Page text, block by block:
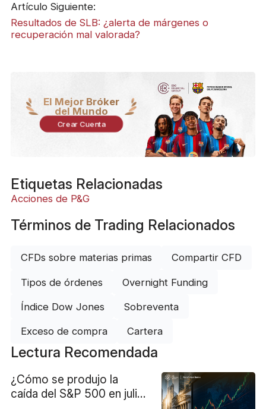
Artículo Siguiente:
Resultados de SLB: ¿alerta de márgenes o
recuperación mal valorada?
El Mejor Bróker
del Mundo
Crear Cuenta
Etiquetas Relacionadas
Acciones de P&G
Términos de Trading Relacionados
CFDs sobre materias primas Compartir CFD
Tipos de órdenes Overnight Funding
Índice Dow Jones Sobreventa
Exceso de compra Cartera
Lectura Recomendada
¿Cómo se produjo la
caída del S&P 500 en julio